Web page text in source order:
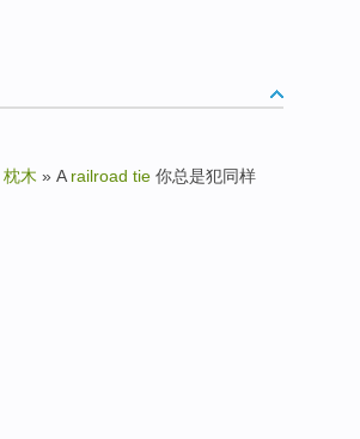
枕木 » A railroad tie 你总是犯同样